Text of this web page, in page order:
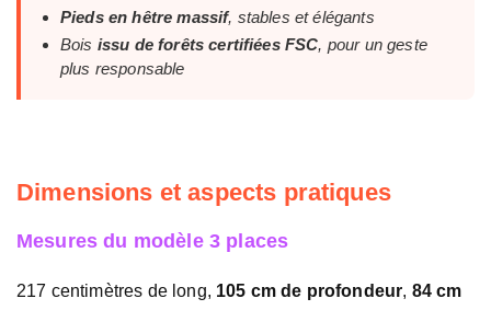
Pieds en hêtre massif, stables et élégants
Bois issu de forêts certifiées FSC, pour un geste
plus responsable
Dimensions et aspects pratiques
Mesures du modèle 3 places
217 centimètres de long, 105 cm de profondeur, 84 cm